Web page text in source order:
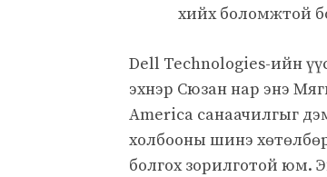
хийх боломжтой
Dell Technologies-ийн
эхнэр Сюзан нар энэ
America санаачилгыг
холбооны шинэ
болгох зорилготой юм.